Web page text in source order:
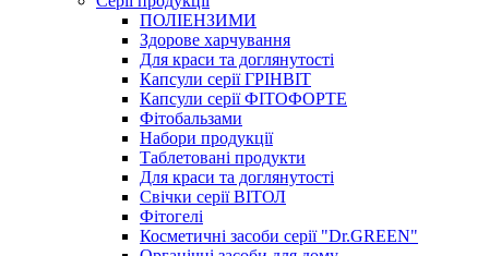
ПОЛІЕНЗИМИ
Здорове харчування
Для краси та доглянутості
Капсули серії ГРІНВІТ
Капсули серії ФІТОФОРТЕ
Фітобальзами
Набори продукції
Таблетовані продукти
Для краси та доглянутості
Свічки серії ВІТОЛ
Фітогелі
Косметичні засоби серії "Dr.GREEN"